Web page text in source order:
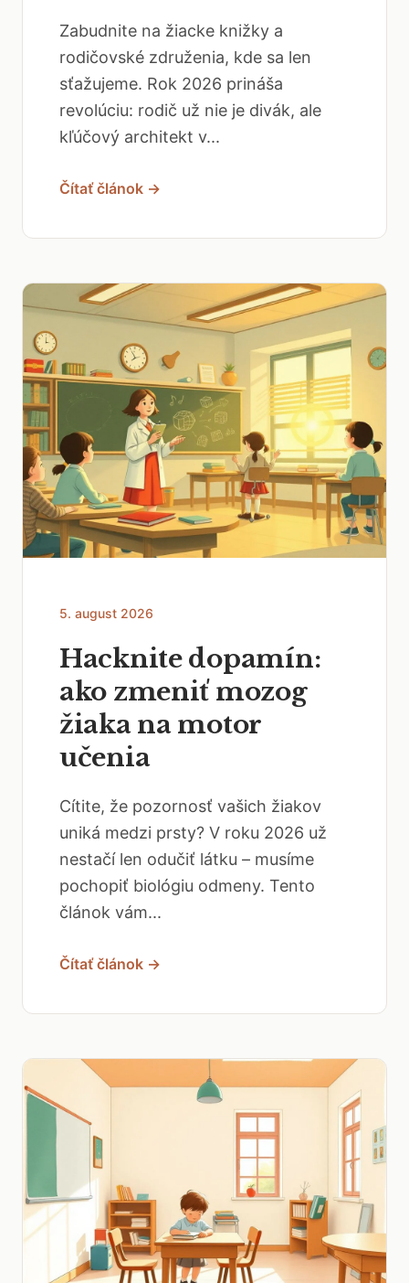
Zabudnite na žiacke knižky a
rodičovské združenia, kde sa len
sťažujeme. Rok 2026 prináša
revolúciu: rodič už nie je divák, ale
kľúčový architekt v...
Čítať článok →
5. august 2026
Hacknite dopamín:
ako zmeniť mozog
žiaka na motor
učenia
Cítite, že pozornosť vašich žiakov
uniká medzi prsty? V roku 2026 už
nestačí len odučiť látku – musíme
pochopiť biológiu odmeny. Tento
článok vám...
Čítať článok →